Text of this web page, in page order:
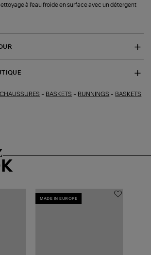
à l'eau froide en surface avec un détergent
CHAUSSURES - BASKETS - RUNNINGS - BASKETS
MADE IN EUROPE